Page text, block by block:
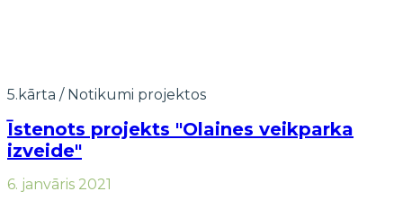
5.kārta / Notikumi projektos
Īstenots projekts "Olaines veikparka
izveide"
6. janvāris 2021